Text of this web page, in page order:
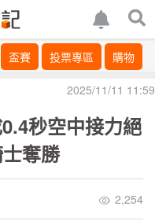
盃賽 投票專區 購物
2025/11/11 11:59
秒空中接力絕
奪勝
2,254